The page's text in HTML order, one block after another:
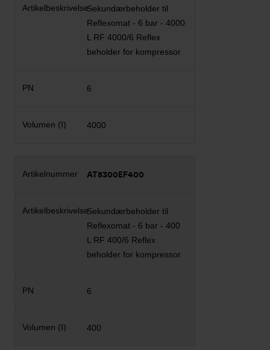
Sekundærbeholder til
Reflexomat - 6 bar - 4000
L RF 4000/6 Reflex
beholder for kompressor
6
4000
AT8300EF400
Sekundærbeholder til
Reflexomat - 6 bar - 400
L RF 400/6 Reflex
beholder for kompressor
6
400